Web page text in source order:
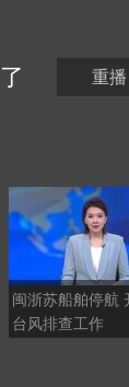
了 重播
闽浙苏船舶停航
台风排查工作